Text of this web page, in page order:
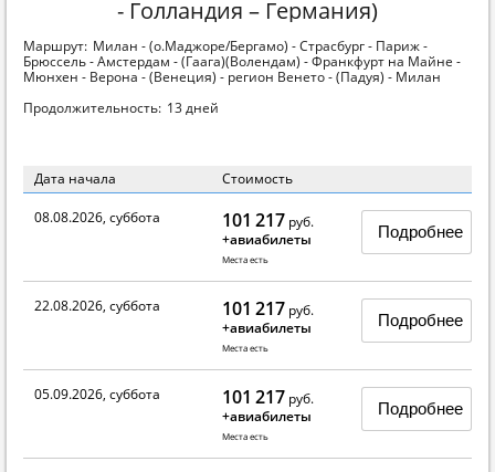
- Голландия – Германия)
Маршрут: Милан - (о.Маджоре/Бергамо) - Страсбург - Париж -
Брюссель - Амстердам - (Гаага)(Волендам) - Франкфурт на Майне -
Мюнхен - Верона - (Венеция) - регион Венето - (Падуя) - Милан
Продолжительность: 13 дней
Дата начала Стоимость
08.08.2026, суббота 101 217 руб.
+авиабилеты
Места есть
Подробнее
22.08.2026, суббота 101 217 руб.
+авиабилеты
Места есть
Подробнее
05.09.2026, суббота 101 217 руб.
+авиабилеты
Места есть
Подробнее